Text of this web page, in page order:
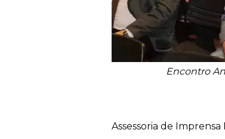
Encontro
Assessoria de Imprensa